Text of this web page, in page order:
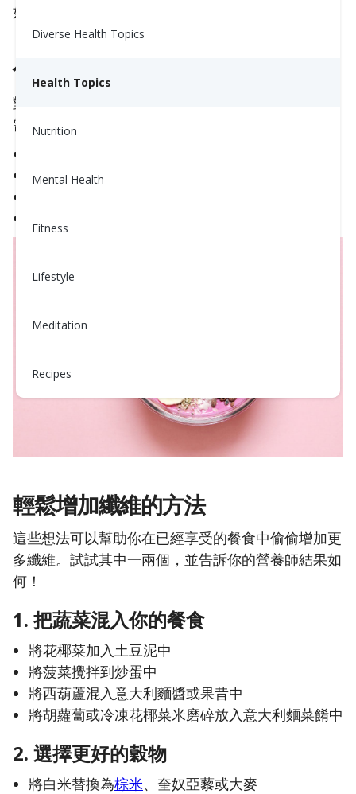
Diverse Health Topics
Health Topics
Nutrition
Mental Health
Fitness
Lifestyle
Meditation
Recipes
如果你不是粗糙穀物或大碗
你需要多少纖維？
對於50歲以上的成年人，女性每天需要
需要30克纖維。以下是一些食物的例子：
1顆中等大小的蘋果：
輕鬆增加纖維的方法
這些想法可以幫助你在已經享受的餐食中偷偷增加更
多纖維。試試其中一兩個，並告訴你的營養師結果如
何！
1. 把蔬菜混入你的餐食
將花椰菜加入土豆泥中
將菠菜攪拌到炒蛋中
將西葫蘆混入意大利麵醬或果昔中
將胡蘿蔔或冷凍花椰菜米磨碎放入意大利麵菜餚中
2. 選擇更好的穀物
將白米替換為棕米、奎奴亞藜或大麥